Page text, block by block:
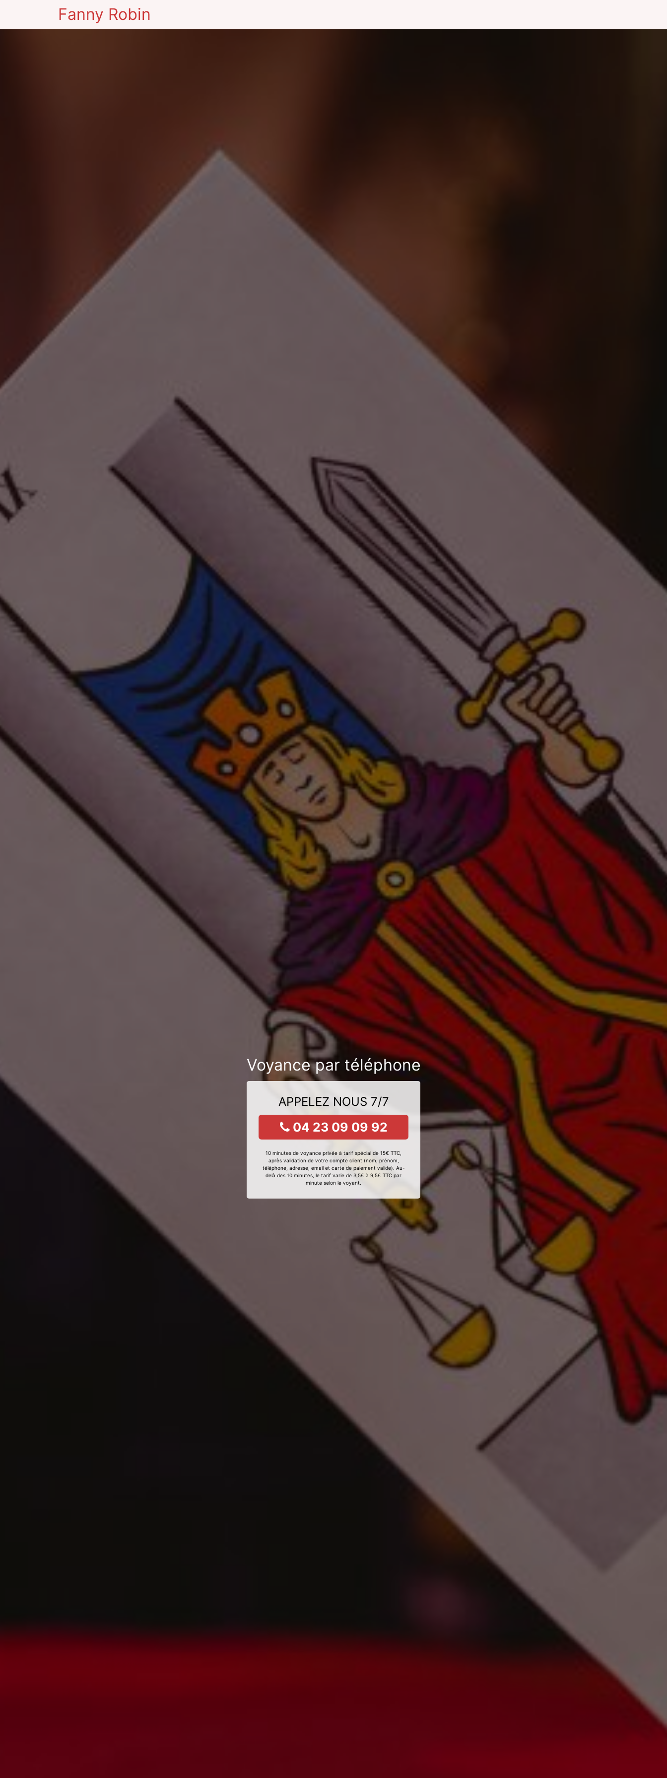
Fanny Robin
Voyance par téléphone
APPELEZ NOUS 7/7
04 23 09 09 92
10 minutes de voyance privée à tarif spécial de 15€ TTC,
après validation de votre compte client (nom, prénom,
téléphone, adresse, email et carte de paiement valide). Au-
delà des 10 minutes, le tarif varie de 3,5€ à 9,5€ TTC par
minute selon le voyant.